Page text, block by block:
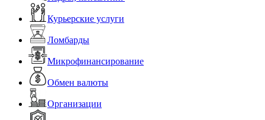
Курьерские услуги
Ломбарды
Микрофинансирование
Обмен валюты
Организации